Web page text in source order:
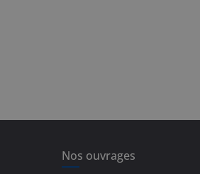
Nos ouvrages